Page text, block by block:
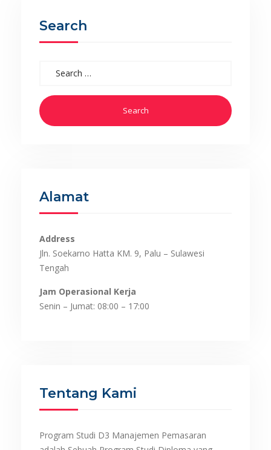
Search
Search for:
Alamat
Address
Jln. Soekarno Hatta KM. 9, Palu – Sulawesi
Tengah
Jam Operasional Kerja
Senin – Jumat: 08:00 – 17:00
Tentang Kami
Program Studi D3 Manajemen Pemasaran